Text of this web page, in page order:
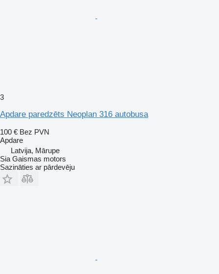
3
Apdare paredzēts Neoplan 316 autobusa
100 € Bez PVN
Apdare
Latvija, Mārupe
Sia Gaismas motors
Sazināties ar pārdevēju